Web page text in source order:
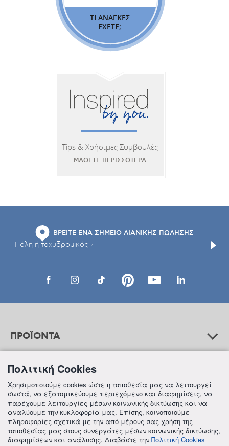
ΤΙ ΑΝΑΓΚΕΣ
ΕΧΕΤΕ;
Tips & Χρήσιμες Συμβουλές
ΜΑΘΕΤΕ ΠΕΡΙΣΣΟΤΕΡΑ
ΒΡΕΙΤΕ ΕΝΑ ΣΗΜΕΙΟ ΛΙΑΝΙΚΗΣ ΠΩΛΗΣΗΣ
ΠΡΟΪΟΝΤΑ
ΒΟΗΘΕΙΑ
ΠΛΗΡΟΦΟΡΙΕΣ
Πολιτική Cookies
Χρησιμοποιούμε cookies ώστε η τοποθεσία μας να λειτουργεί
σωστά, να εξατομικεύουμε περιεχόμενο και διαφημίσεις, να
παρέχουμε λειτουργίες μέσων κοινωνικής δικτύωσης και να
αναλύουμε την κυκλοφορία μας. Επίσης, κοινοποιούμε
πληροφορίες σχετικά με την από μέρους σας χρήση της
τοποθεσίας μας στους συνεργάτες μέσων κοινωνικής δικτύωσης,
διαφημίσεων και ανάλυσης. Διαβάστε την Πολιτική Cookies